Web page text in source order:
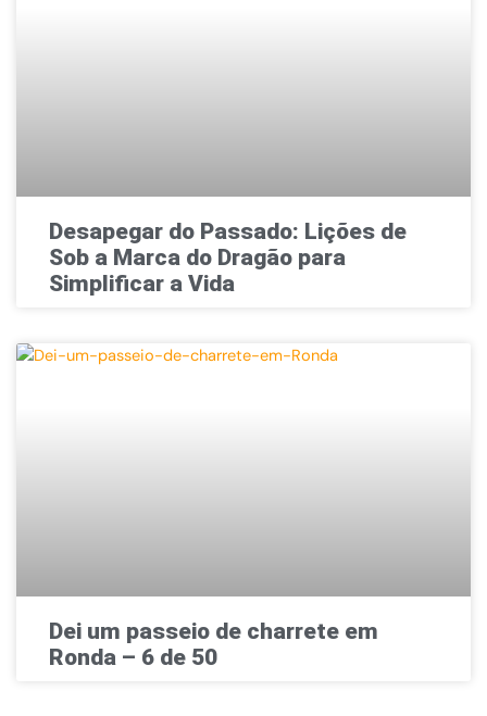
Desapegar do Passado: Lições de
Sob a Marca do Dragão para
Simplificar a Vida
Dei um passeio de charrete em
Ronda – 6 de 50